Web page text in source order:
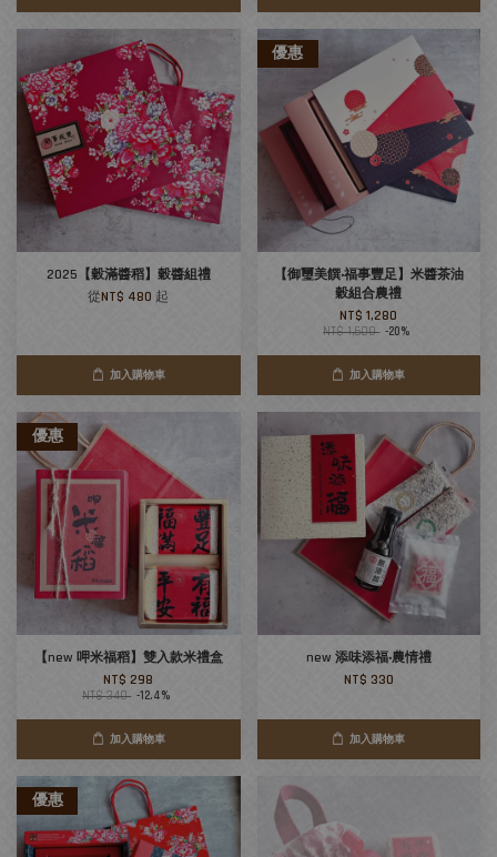
2025【穀滿醬稻】穀醬組禮
從NT$ 480 起
加入購物車
優惠
【御璽美饌‧福事豐足】米醬茶油
穀組合農禮
NT$ 1,280
NT$ 1,600 -20%
加入購物車
優惠
【new 呷米福稻】雙入款米禮盒
NT$ 298
NT$ 340 -12.4%
加入購物車
new 添味添福‧農情禮
NT$ 330
加入購物車
優惠